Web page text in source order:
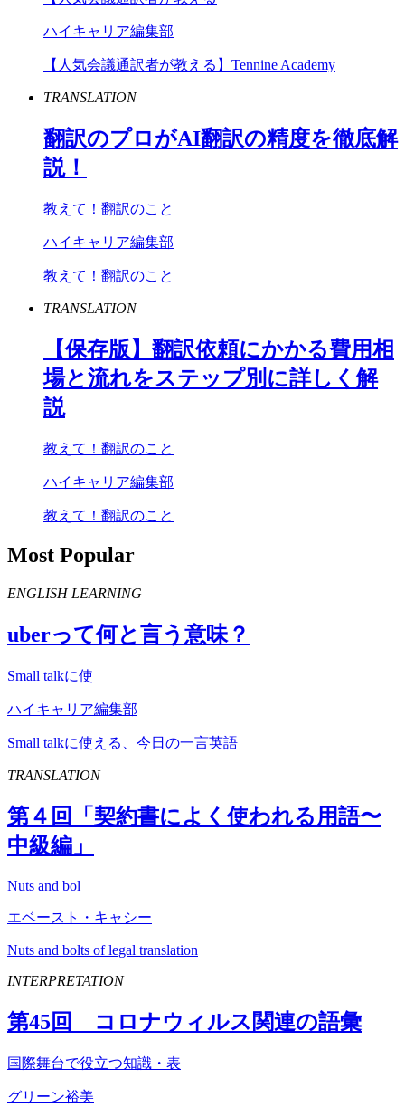
ハイキャリア編集部
【人気会議通訳者が教える】Tennine Academy
TRANSLATION
翻訳のプロがAI翻訳の精度を徹底解
説！
教えて！翻訳のこと
ハイキャリア編集部
教えて！翻訳のこと
TRANSLATION
【保存版】翻訳依頼にかかる費用相
場と流れをステップ別に詳しく解
説
教えて！翻訳のこと
ハイキャリア編集部
教えて！翻訳のこと
Most Popular
ENGLISH LEARNING
uberって何と言う意味？
Small talkに使
ハイキャリア編集部
Small talkに使える、今日の一言英語
TRANSLATION
第４回「契約書によく使われる用語〜
中級編」
Nuts and bol
エベースト・キャシー
Nuts and bolts of legal translation
INTERPRETATION
第45回 コロナウィルス関連の語彙
国際舞台で役立つ知識・表
グリーン裕美